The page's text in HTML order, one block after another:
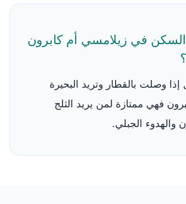
في زيلامسي أم كابرون
وصلت بالقطار وتريد البحيرة
فهي ممتازة لمن يريد الثلج
والهدوء الجبلي.